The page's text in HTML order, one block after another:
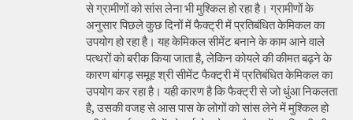
से ग्रामीणों को सांस लेना भी मुश्किल हो रहा है। ग्रामीणों के
अनुसार पिछले कुछ दिनों में फैक्ट्री में प्रतिबंधित केमिकल का
उपयोग हो रहा है। यह केमिकल सीमेंट बनाने के काम आने वाले
पत्थरों को बरीक किया जाता है, लेकिन कोयले की कीमत बढ़ने के
कारण बांगड़ समूह श्री सीमेंट फैक्ट्री में प्रतिबंधित केमिकल का
उपयोग कर रहा है। यही कारण है कि फैक्ट्री से जो धुंआ निकलता
है, उसकी वजह से आस पास के लोगों को सांस लेने में मुश्किल हो